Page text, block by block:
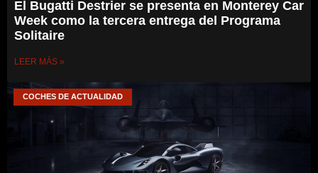
El Bugatti Destrier se presenta en Monterey Car
Week como la tercera entrega del Programa
Solitaire
LEER MÁS »
COCHES DE ACTUALIDAD